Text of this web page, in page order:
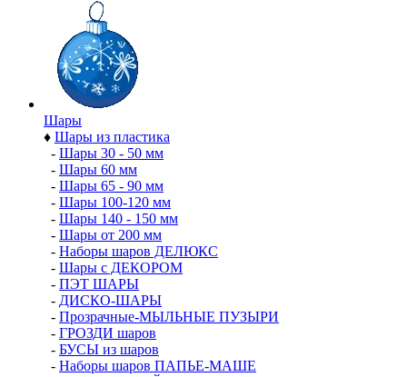
Шары
♦ Шары из пластика
- Шары 30 - 50 мм
- Шары 60 мм
- Шары 65 - 90 мм
- Шары 100-120 мм
- Шары 140 - 150 мм
- Шары от 200 мм
- Наборы шаров ДЕЛЮКС
- Шары с ДЕКОРОМ
- ПЭТ ШАРЫ
- ДИСКО-ШАРЫ
- Прозрачные-МЫЛЬНЫЕ ПУЗЫРИ
- ГРОЗДИ шаров
- БУСЫ из шаров
- Наборы шаров ПАПЬЕ-МАШЕ